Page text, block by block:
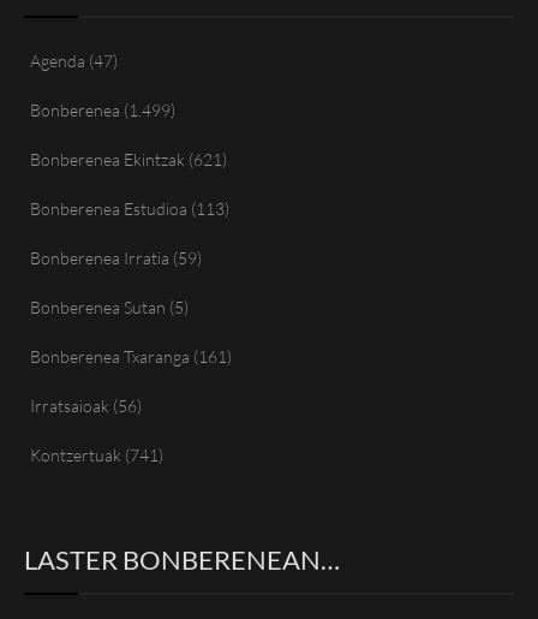
Agenda (47)
Bonberenea (1.499)
Bonberenea Ekintzak (621)
Bonberenea Estudioa (113)
Bonberenea Irratia (59)
Bonberenea Sutan (5)
Bonberenea Txaranga (161)
Irratsaioak (56)
Kontzertuak (741)
LASTER BONBERENEAN…